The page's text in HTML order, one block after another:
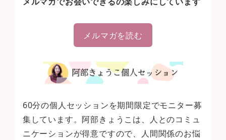
メルマガを読む
60分の個人セッションを期間限定でモニター募
集しています。阿部きょうこは、人とのコミュ
ニケーションが得意ですので、人間関係のお悩